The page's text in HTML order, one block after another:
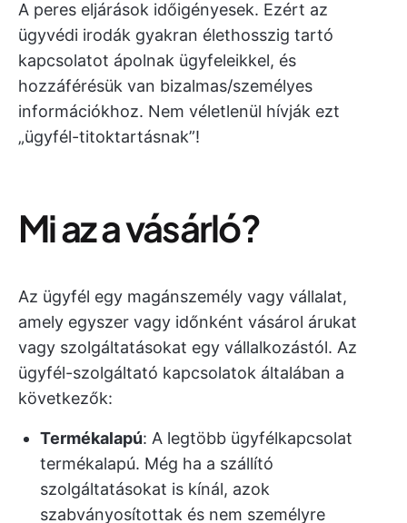
A peres eljárások időigényesek. Ezért az
ügyvédi irodák gyakran élethosszig tartó
kapcsolatot ápolnak ügyfeleikkel, és
hozzáférésük van bizalmas/személyes
információkhoz. Nem véletlenül hívják ezt
„ügyfél-titoktartásnak”!
Mi az a vásárló?
Az ügyfél egy magánszemély vagy vállalat,
amely egyszer vagy időnként vásárol árukat
vagy szolgáltatásokat egy vállalkozástól. Az
ügyfél-szolgáltató kapcsolatok általában a
következők:
Termékalapú: A legtöbb ügyfélkapcsolat
termékalapú. Még ha a szállító
szolgáltatásokat is kínál, azok
szabványosítottak és nem személyre